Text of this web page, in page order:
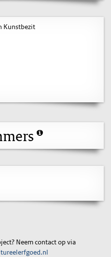
Kunstbezit
Neem contact op via